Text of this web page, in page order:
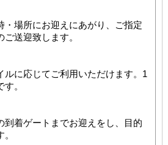
・場所にお迎えにあがり、ご指定
送迎致します。
ルに応じてご利用いただけます。1
。
到着ゲートまでお迎えをし、目的